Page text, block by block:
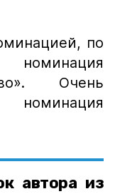
по
Очень
автора из